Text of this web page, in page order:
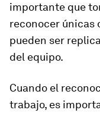
importante que
reconocer únicas
pueden ser
del equipo.
Cuando el
trabajo, es